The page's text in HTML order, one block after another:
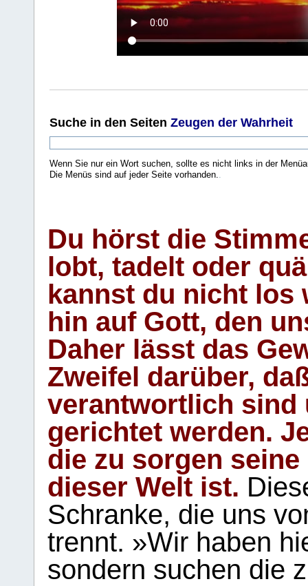
Suche in den Seiten Zeugen der Wahrheit
Wenn Sie nur ein Wort suchen, sollte es nicht links in der
Die Menüs sind auf jeder Seite vorhanden..
Du hörst die
lobt, tadelt oder
kannst du nicht los
hin auf Gott, den
Daher lässt das
Zweifel darüber,
verantwortlich sind
gerichtet werden.
die zu sorgen
dieser Welt ist.
Schranke, die uns
trennt. »Wir haben
sondern suchen die